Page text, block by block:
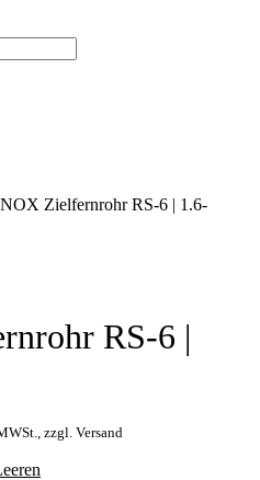
Zielfernrohr RS-6 | 1.6-
RS-6 |
zzgl. Versand